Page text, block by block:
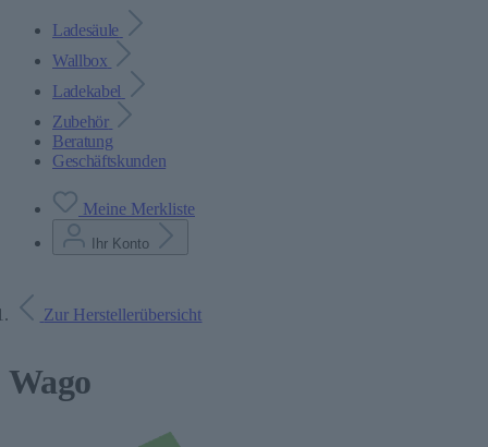
Ladesäule
Wallbox
Ladekabel
Zubehör
Beratung
Geschäftskunden
Meine Merkliste
Ihr Konto
Zur Herstellerübersicht
Wago